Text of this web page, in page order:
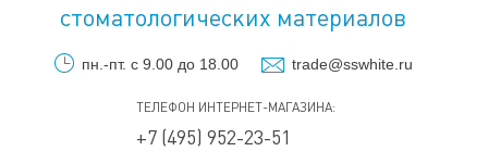
стоматологических материалов
пн.-пт. с 9.00 до 18.00 trade@sswhite.ru
ТЕЛЕФОН ИНТЕРНЕТ-МАГАЗИНА:
+7 (495) 952-23-51